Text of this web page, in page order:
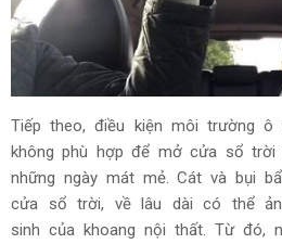
Tiếp theo, điều kiện môi trường ô
không phù hợp để mở cửa sổ trời
những ngày mát mẻ. Cát và bụi
cửa sổ trời, về lâu dài có thể
sinh của khoang nội thất. Từ đó,